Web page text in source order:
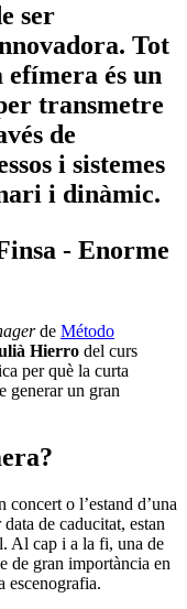
ser
Tot
és un
transmetre
de
i sistemes
i dinàmic.
- Enorme
de Método
Hierro del curs
per què la curta
generar un gran
concert o l’estand d’una
de caducitat, estan
Al cap i a la fi, una de
de gran importància en
escenografia.